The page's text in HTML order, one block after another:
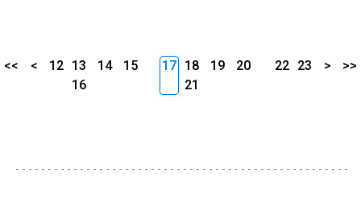
<< < 12 13 14
15
16
17 18 19
20
21
22 23 > >>